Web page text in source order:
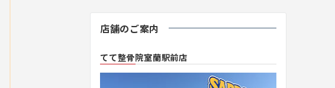
店舗のご案内
てて整骨院室蘭駅前店